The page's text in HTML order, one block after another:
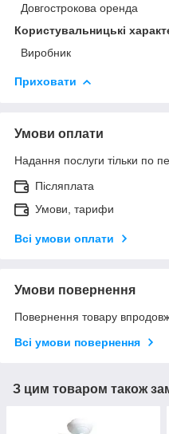
Довгострокова оренда
Користувальницькі
Виробник
Приховати
Умови оплати
Надання послуги тільки по
Післяплата
Умови, тарифи
Всі умови оплати
Умови повернення
Повернення товару
Всі умови повернення
З цим товаром також